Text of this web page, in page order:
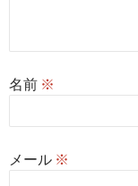
名前 ※
メール ※